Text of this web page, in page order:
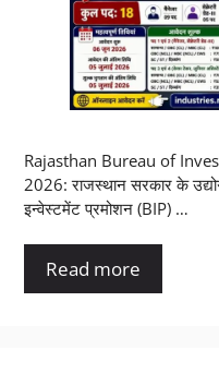
Rajasthan Bureau of
2026: राजस्थान सरकार के
इन्वेस्टमेंट प्रमोशन (BIP) …
Read more